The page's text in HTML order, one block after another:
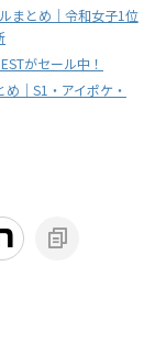
まとめ｜令和女子1位
がセール中！
め｜S1・アイポケ・